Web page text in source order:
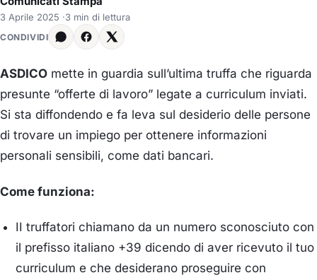
3 Aprile 2025 ·3 min di lettura
CONDIVIDI
ASDICO mette in guardia sull’ultima truffa che riguarda
presunte “offerte di lavoro” legate a curriculum inviati.
Si sta diffondendo e fa leva sul desiderio delle persone
di trovare un impiego per ottenere informazioni
personali sensibili, come dati bancari.
Come funziona:
II truffatori chiamano da un numero sconosciuto con
il prefisso italiano +39 dicendo di aver ricevuto il tuo
curriculum e che desiderano proseguire con